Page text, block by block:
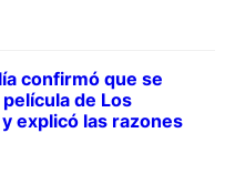
confirmó que se
de Los
explicó las razones